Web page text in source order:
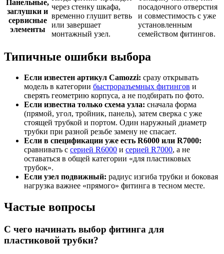
Панельные,
заглушки и
сервисные
элементы
через стенку шкафа,
временно глушит ветвь
или завершает
монтажный узел.
посадочного отверстия
и совместимость с уже
установленным
семейством фитингов.
Типичные ошибки выбора
Если известен артикул Camozzi: сразу открывать
модель в категории быстроразъемных фитингов и
сверять геометрию корпуса, а не подбирать по фото.
Если известна только схема узла: сначала форма
(прямой, угол, тройник, панель), затем сверка с уже
стоящей трубкой и портом. Один наружный диаметр
трубки при разной резьбе замену не спасает.
Если в спецификации уже есть R6000 или R7000:
сравнивать с серией R6000 и серией R7000, а не
оставаться в общей категории «для пластиковых
трубок».
Если узел подвижный: радиус изгиба трубки и боковая
нагрузка важнее «прямого» фитинга в тесном месте.
Частые вопросы
С чего начинать выбор фитинга для
пластиковой трубки?